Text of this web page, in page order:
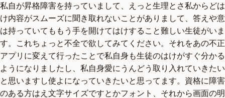
私自が昇格障害を持っていまして、えっと生理とさ私からどは
け内容がスムーズに聞き取れないことがありまして、答えや意
は持っていてももう手を開けてはけすること難しい生徒がいま
す。これちょっと不全で欲してみてください。それをあの不正
アプリに変えて行ったことで私自身も生徒のはけがすぐ分かる
ようになりましたし、私自身愛にうんどう取り入れていきたい
と思いますし使よになっていきたいと思ってます。資格に障害
のある方はえ文字サイズですとかフォント、それから画面の明